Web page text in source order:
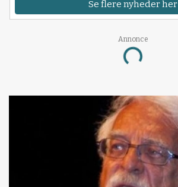
Se flere nyheder her
Annonce
Loading...